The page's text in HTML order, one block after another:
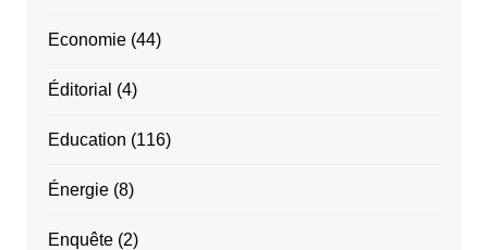
Economie(44)
Éditorial (4)
Education (116)
Énergie(8)
Enquête(2)